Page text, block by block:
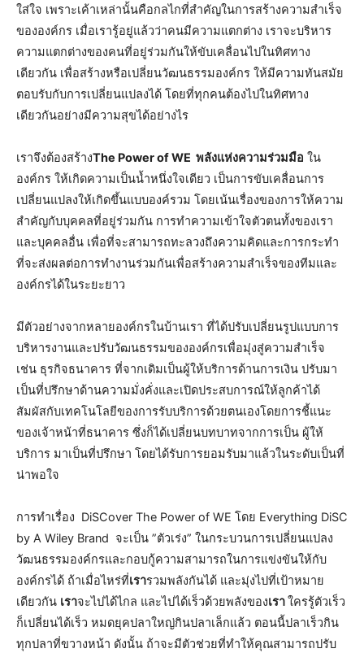
ใส่ใจ เพราะเค้าเหล่านั้นคือกลไกที่สำคัญในการสร้างความสำเร็จ
ขององค์กร เมื่อเรารู้อยู่แล้วว่าคนมีความแตกต่าง เราจะบริหาร
ความแตกต่างของคนที่อยู่ร่วมกันให้ขับเคลื่อนไปในทิศทาง
เดียวกัน เพื่อสร้างหรือเปลี่ยนวัฒนธรรมองค์กร ให้มีความทันสมัย
ตอบรับกับการเปลี่ยนแปลงได้ โดยที่ทุกคนต้องไปในทิศทาง
เดียวกันอย่างมีความสุขได้อย่างไร
เราจึงต้องสร้างThe Power of WE พลังแห่งความร่วมมือ ใน
องค์กร ให้เกิดความเป็นน้ำหนึ่งใจเดียว เป็นการขับเคลื่อนการ
เปลี่ยนแปลงให้เกิดขึ้นแบบองค์รวม โดยเน้นเรื่องของการให้ความ
สำคัญกับบุคคลที่อยู่ร่วมกัน การทำความเข้าใจตัวตนทั้งของเรา
และบุคคลอื่น เพื่อที่จะสามารถทะลวงถึงความคิดและการกระทำ
ที่จะส่งผลต่อการทำงานร่วมกันเพื่อสร้างความสำเร็จของทีมและ
องค์กรได้ในระยะยาว
มีตัวอย่างจากหลายองค์กรในบ้านเรา ที่ได้ปรับเปลี่ยนรูปแบบการ
บริหารงานและปรับวัฒนธรรมขององค์กรเพื่อมุ่งสู่ความสำเร็จ
เช่น ธุรกิจธนาคาร ที่จากเดิมเป็นผู้ให้บริการด้านการเงิน ปรับมา
เป็นที่ปรึกษาด้านความมั่งคั่งและเปิดประสบการณ์ให้ลูกค้าได้
สัมผัสกับเทคโนโลยีของการรับบริการด้วยตนเองโดยการชี้แนะ
ของเจ้าหน้าที่ธนาคาร ซึ่งก็ได้เปลี่ยนบทบาทจากการเป็น ผู้ให้
บริการ มาเป็นที่ปรึกษา โดยได้รับการยอมรับมาแล้วในระดับเป็นที่
น่าพอใจ
การทำเรื่อง DiSCover The Power of WE โดย Everything DiSC
by A Wiley Brand จะเป็น ”ตัวเร่ง” ในกระบวนการเปลี่ยนแปลง
วัฒนธรรมองค์กรและกอบกู้ความสามารถในการแข่งขันให้กับ
องค์กรได้ ถ้าเมื่อไหร่ที่เรารวมพลังกันได้ และมุ่งไปที่เป้าหมาย
เดียวกัน เราจะไปได้ไกล และไปได้เร็วด้วยพลังของเราใครรู้ตัวเร็ว
ก็เปลี่ยนได้เร็ว หมดยุคปลาใหญ่กินปลาเล็กแล้ว ตอนนี้ปลาเร็วกิน
ทุกปลาที่ขวางหน้า ดังนั้น ถ้าจะมีตัวช่วยที่ทำให้คุณสามารถปรับ